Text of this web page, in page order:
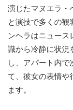
演じたマヌエラ・
と演技で多くの観
ンヘラはニュース
識から冷静に状況
し、アパート内
て、彼女の表情や
ます。